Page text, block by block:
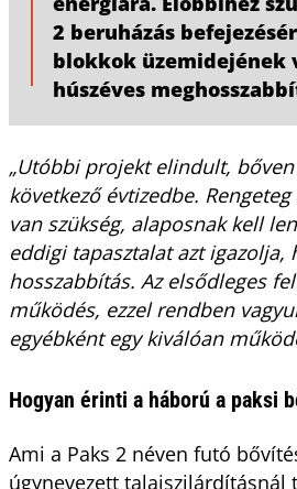
2 beruházás
blokkok üzemidejének
húszéves
„Utóbbi projekt elindult,
következő évtizedbe.
van szükség, alaposnak kell
eddigi tapasztalat azt igazolja,
hosszabbítás. Az elsődleges
működés, ezzel rendben
egyébként egy kiválóan
Hogyan érinti a háború a paksi
Ami a Paks 2 néven futó
úgynevezett talajszilárdításnál